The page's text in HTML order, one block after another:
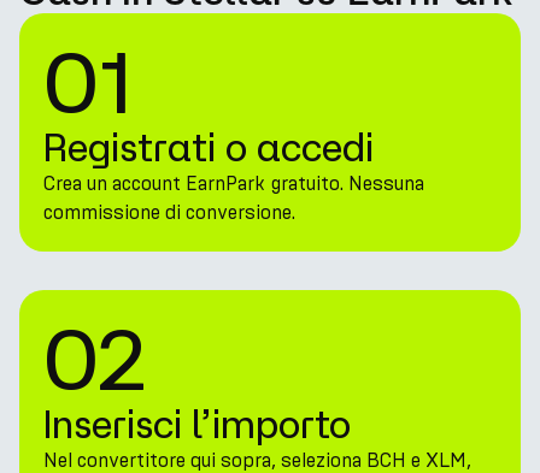
01
Registrati o accedi
Crea un account EarnPark gratuito. Nessuna
commissione di conversione.
02
Inserisci l’importo
Nel convertitore qui sopra, seleziona BCH e XLM,